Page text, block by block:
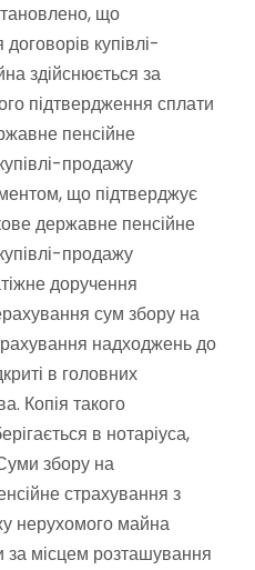
що
купівлі-
здійснюється за
підтвердження сплати
пенсійне
продажу
що підтверджує
державне пенсійне
продажу
доручення
сум збору на
надходжень до
в головних
Копія такого
в нотаріуса,
збору на
страхування з
нерухомого майна
місцем розташування